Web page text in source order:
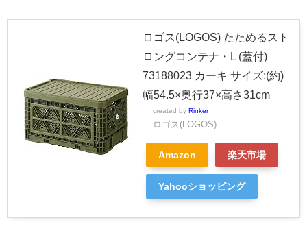
ロゴス(LOGOS) たためるスト
ロングコンテナ・L (蓋付)
73188023 カーキ サイズ:(約)
幅54.5×奥行37×高さ31cm
created by Rinker
ロゴス(LOGOS)
Amazon 楽天市場
Yahooショッピング